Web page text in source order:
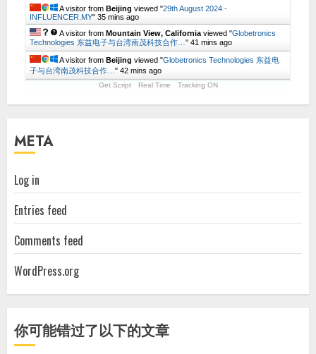
A visitor from Beijing viewed "29th August 2024 -
INFLUENCER.MY" 35 mins ago
A visitor from Mountain View, California viewed "Globetronics
Technologies 东益电子与台湾南茂科技合作… " 41 mins ago
A visitor from Beijing viewed "Globetronics Technologies 东益电
子与台湾南茂科技合作… " 42 mins ago
Get Script Real Time Tracking ON
META
Log in
Entries feed
Comments feed
WordPress.org
你可能错过了以下的文章